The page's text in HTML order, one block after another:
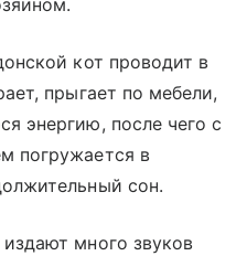
кот проводит в
прыгает по мебели,
энергию, после чего с
погружается в
сон.
много звуков